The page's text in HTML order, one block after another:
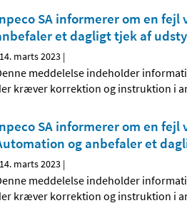
SA informerer om en fejl
et dagligt tjek af
14. marts 2023 |
meddelelse indeholder
kræver korrektion og instruktion i
SA informerer om en fejl
og anbefaler et
14. marts 2023 |
meddelelse indeholder
kræver korrektion og instruktion i